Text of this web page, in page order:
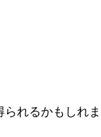
れるかもしれま